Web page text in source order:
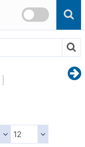
Skip to main content
[